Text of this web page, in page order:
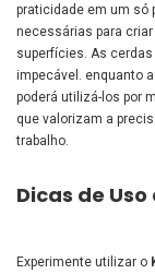
praticidade em um só
necessárias para
superfícies. As
impecável. enquanto
poderá utilizá-los por
que valorizam a
trabalho.
Dicas de
Experimente utilizar o